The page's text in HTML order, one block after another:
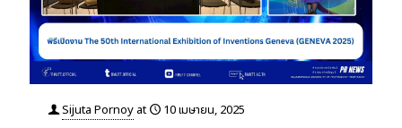
Sijuta Pornoy at 10 เมษายน, 2025